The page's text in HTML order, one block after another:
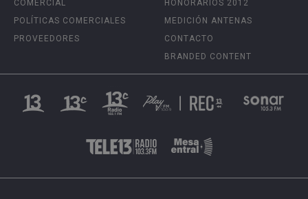
COMERCIAL
POLÍTICAS COMERCIALES
PROVEEDORES
HONORARIOS 2012
MEDICIÓN ANTENAS
CONTACTO
BRANDED CONTENT